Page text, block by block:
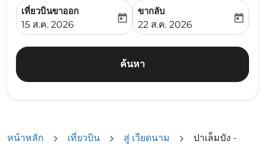
เที่ยวบินขาออก
fc-booking-departure-date-aria-label
15 ส.ค. 2026
today
ขากลับ
fc-booking-return-date-
22 ส.ค. 2026
today
ค้นหา
หน้าหลัก เที่ยวบิน สู่ เวียดนาม
ปาเล็มบัง -